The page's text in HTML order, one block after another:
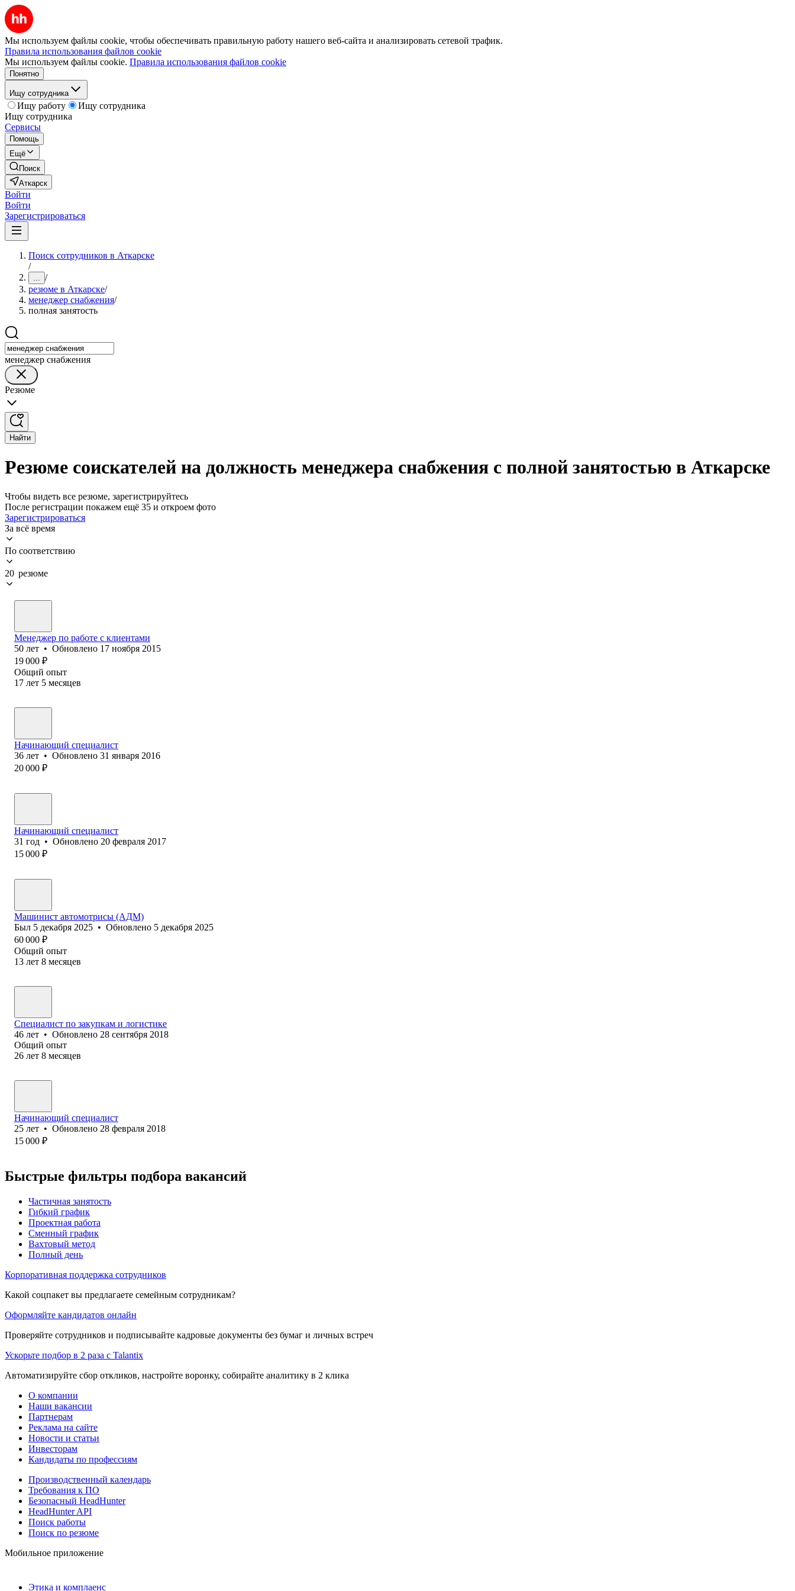
Мы используем файлы cookie, чтобы обеспечивать правильную работу нашего веб-сайта и анализировать сетевой трафик.
Правила использования файлов cookie
Мы используем файлы cookie. Правила использования файлов cookie
Понятно
Ищу сотрудника
Ищу работу
Ищу сотрудника
Ищу сотрудника
Сервисы
Помощь
Ещё
Поиск
Аткарск
Войти
Войти
Зарегистрироваться
Поиск сотрудников в Аткарске
/
... /
резюме в Аткарске/
менеджер снабжения/
полная занятость
менеджер снабжения
Резюме
Найти
Резюме соискателей на должность менеджера снабжения с полной занятостью в Аткарске
Чтобы видеть все резюме, зарегистрируйтесь
После регистрации покажем ещё 35 и откроем фото
Зарегистрироваться
За всё время
По соответствию
20 резюме
Менеджер по работе с клиентами
50 лет • Обновлено 17 ноября 2015
19 000 ₽
Общий опыт
17 лет 5 месяцев
Начинающий специалист
36 лет • Обновлено 31 января 2016
20 000 ₽
Начинающий специалист
31 год • Обновлено 20 февраля 2017
15 000 ₽
Машинист автомотрисы (АДМ)
Был 5 декабря 2025 • Обновлено 5 декабря 2025
60 000 ₽
Общий опыт
13 лет 8 месяцев
Специалист по закупкам и логистике
46 лет • Обновлено 28 сентября 2018
Общий опыт
26 лет 8 месяцев
Начинающий специалист
25 лет • Обновлено 28 февраля 2018
15 000 ₽
Быстрые фильтры подбора вакансий
Частичная занятость
Гибкий график
Проектная работа
Сменный график
Вахтовый метод
Полный день
Корпоративная поддержка сотрудников
Какой соцпакет вы предлагаете семейным сотрудникам?
Оформляйте кандидатов онлайн
Проверяйте сотрудников и подписывайте кадровые документы без бумаг и личных встреч
Ускорьте подбор в 2 раза с Talantix
Автоматизируйте сбор откликов, настройте воронку, собирайте аналитику в 2 клика
О компании
Наши вакансии
Партнерам
Реклама на сайте
Новости и статьи
Инвесторам
Кандидаты по профессиям
Производственный календарь
Требования к ПО
Безопасный HeadHunter
HeadHunter API
Поиск работы
Поиск по резюме
Мобильное приложение
Этика и комплаенс